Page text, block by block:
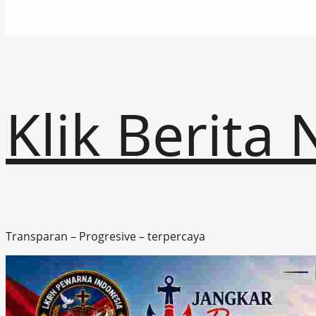
Klik Berita
Transparan – Progresive – terpercaya